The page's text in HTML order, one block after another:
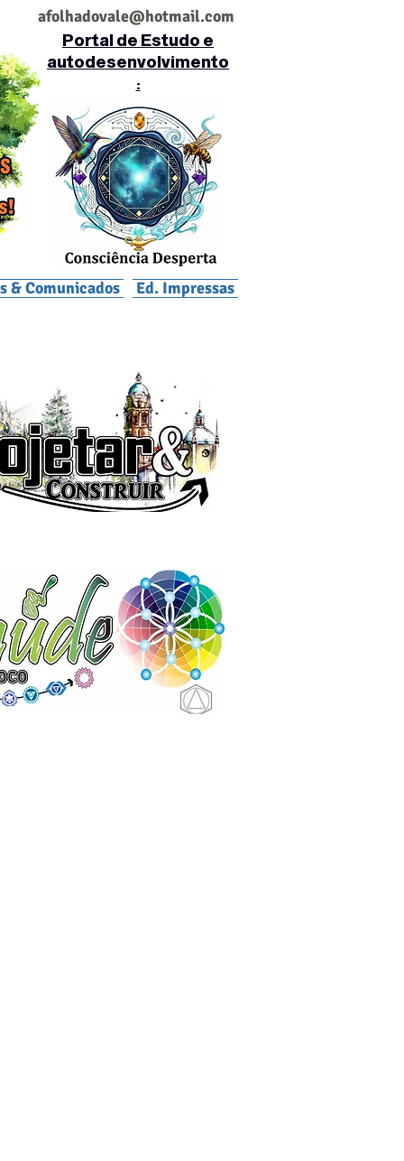
afolhadovale@hotmail.com
Portal de Estudo e
autodesenvolvimento
:
& Comunicados Ed. Impressas